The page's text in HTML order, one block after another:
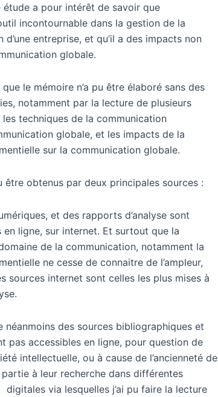
a pour intérêt de savoir que
incontournable dans la gestion de la
entreprise, et qu’il a des impacts non
globale.
le mémoire n’a pu être élaboré sans des
notamment par la lecture de plusieurs
techniques de la communication
globale, et les impacts de la
sur la communication globale.
être obtenus par deux principales sources :
et des rapports d’analyse sont
en ligne, sur internet. Et surtout que la
de la communication, notamment la
ne cesse de connaitre de l’ampleur,
sources internet sont celles les plus mises à
néanmoins des sources bibliographiques et
pas accessibles en ligne, pour question de
intellectuelle, ou à cause de l’ancienneté de
partie à leur recherche dans différentes
via lesquelles j’ai pu faire la lecture